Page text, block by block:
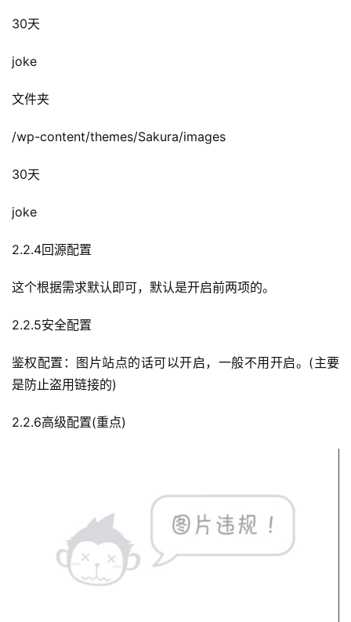
公
登录
30天
joke
文件夹
/wp-content/themes/Sakura/images
30天
joke
2.2.4回源配置
这个根据需求默认即可，默认是开启前两项的。
2.2.5安全配置
鉴权配置：图片站点的话可以开启，一般不用开启。(主要
是防止盗用链接的)
2.2.6高级配置(重点)